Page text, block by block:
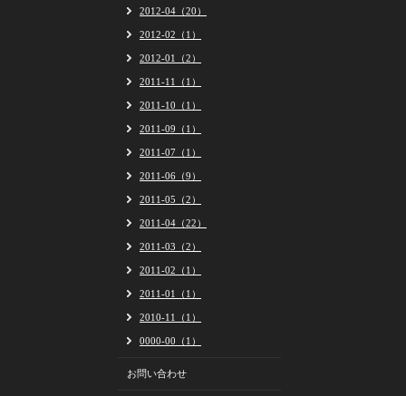
2012-04（20）
2012-02（1）
2012-01（2）
2011-11（1）
2011-10（1）
2011-09（1）
2011-07（1）
2011-06（9）
2011-05（2）
2011-04（22）
2011-03（2）
2011-02（1）
2011-01（1）
2010-11（1）
0000-00（1）
お問い合わせ